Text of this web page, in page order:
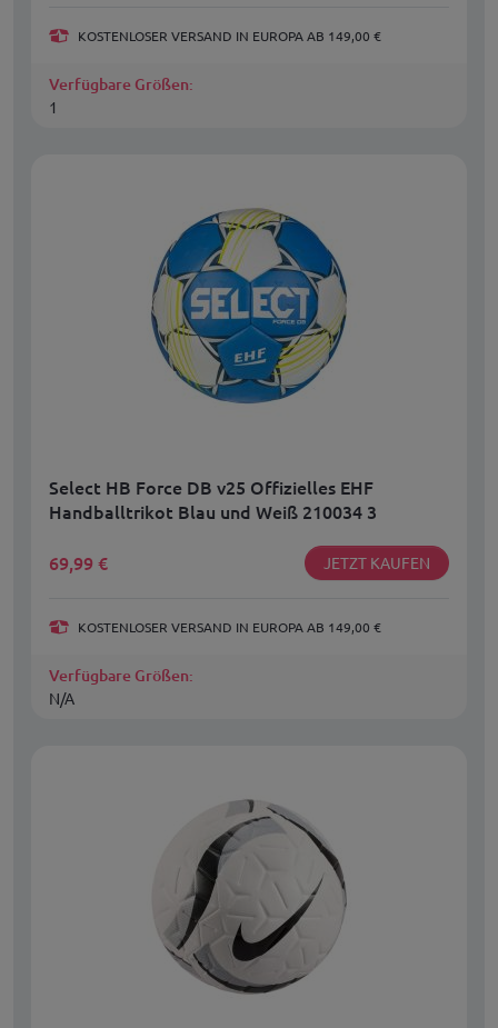
KOSTENLOSER VERSAND IN EUROPA AB 149,00 €
Verfügbare Größen:
1
Select HB Force DB v25 Offizielles EHF
Handballtrikot Blau und Weiß 210034 3
69,99 € JETZT KAUFEN
KOSTENLOSER VERSAND IN EUROPA AB 149,00 €
Verfügbare Größen:
N/A